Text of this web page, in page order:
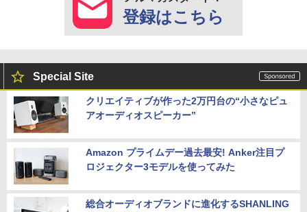
登録はこちら
Special Site
クリエイティブが作った2万円台の“小さなピュ
アオーディオスピーカー”
Amazon プライムデー過去最安! Anker注目プ
ロジェクター3モデルを使ってみた
総合オーディオブランドに進化するSHANLING